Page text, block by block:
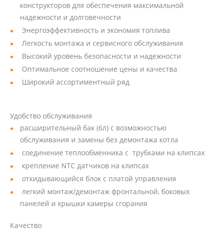
конструкторов для обеспечения максимальной
надежности и долговечности
Энергоэффективность и экономия топлива
Легкость монтажа и сервисного обслуживания
Высокий уровень безопасности и надежности
Оптимальное соотношение цены и качества
Широкий ассортиментный ряд
Удобство обслуживания
расширительный бак (6л) с возможностью
обслуживания и замены без демонтажа котла
соединение теплообменника с трубками на клипсах
крепление NTC датчиков на клипсах
откидывающийся блок с платой управления
легкий монтаж/демонтаж фронтальной, боковых
панелей и крышки камеры сгорания
Качество